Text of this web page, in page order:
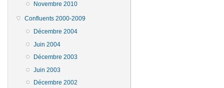
Novembre 2010
Confluents 2000-2009
Décembre 2004
Juin 2004
Décembre 2003
Juin 2003
Décembre 2002